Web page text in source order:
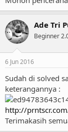
Ade Tri
Beginner
6 Jun 2016
Sudah di solved
keterangannya :
http://
Terimakasih